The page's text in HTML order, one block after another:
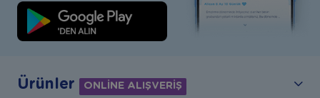
Ürünler ONLİNE ALIŞVERİŞ